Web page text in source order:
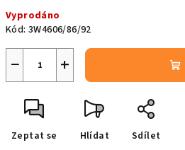
cena:
Vyprodáno
Kód: 3W4606/86/92
+
−
Zeptat se Hlídat Sdílet